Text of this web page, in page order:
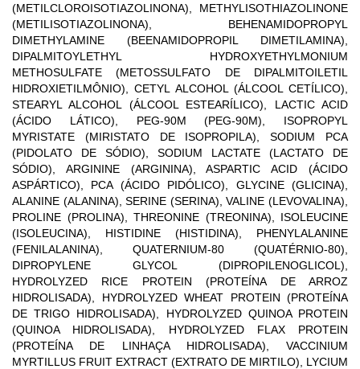
(METILCLOROISOTIAZOLINONA), METHYLISOTHIAZOLINONE
(METILISOTIAZOLINONA), BEHENAMIDOPROPYL
DIMETHYLAMINE (BEENAMIDOPROPIL DIMETILAMINA),
DIPALMITOYLETHYL HYDROXYETHYLMONIUM
METHOSULFATE (METOSSULFATO DE DIPALMITOILETIL
HIDROXIETILMÔNIO), CETYL ALCOHOL (ÁLCOOL CETÍLICO),
STEARYL ALCOHOL (ÁLCOOL ESTEARÍLICO), LACTIC ACID
(ÁCIDO LÁTICO), PEG-90M (PEG-90M), ISOPROPYL
MYRISTATE (MIRISTATO DE ISOPROPILA), SODIUM PCA
(PIDOLATO DE SÓDIO), SODIUM LACTATE (LACTATO DE
SÓDIO), ARGININE (ARGININA), ASPARTIC ACID (ÁCIDO
ASPÁRTICO), PCA (ÁCIDO PIDÓLICO), GLYCINE (GLICINA),
ALANINE (ALANINA), SERINE (SERINA), VALINE (LEVOVALINA),
PROLINE (PROLINA), THREONINE (TREONINA), ISOLEUCINE
(ISOLEUCINA), HISTIDINE (HISTIDINA), PHENYLALANINE
(FENILALANINA), QUATERNIUM-80 (QUATÉRNIO-80),
DIPROPYLENE GLYCOL (DIPROPILENOGLICOL),
HYDROLYZED RICE PROTEIN (PROTEÍNA DE ARROZ
HIDROLISADA), HYDROLYZED WHEAT PROTEIN (PROTEÍNA
DE TRIGO HIDROLISADA), HYDROLYZED QUINOA PROTEIN
(QUINOA HIDROLISADA), HYDROLYZED FLAX PROTEIN
(PROTEÍNA DE LINHAÇA HIDROLISADA), VACCINIUM
MYRTILLUS FRUIT EXTRACT (EXTRATO DE MIRTILO), LYCIUM